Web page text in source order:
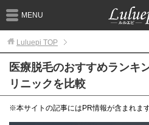
MENU
Luluepi TOP
医療脱毛のおすすめランキ
リニックを比較
※本サイトの記事にはPR情報が含まれます